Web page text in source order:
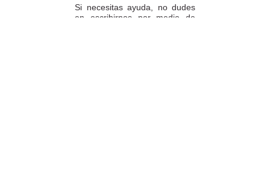
Si necesitas ayuda, no dudes
en escribirnos por medio de